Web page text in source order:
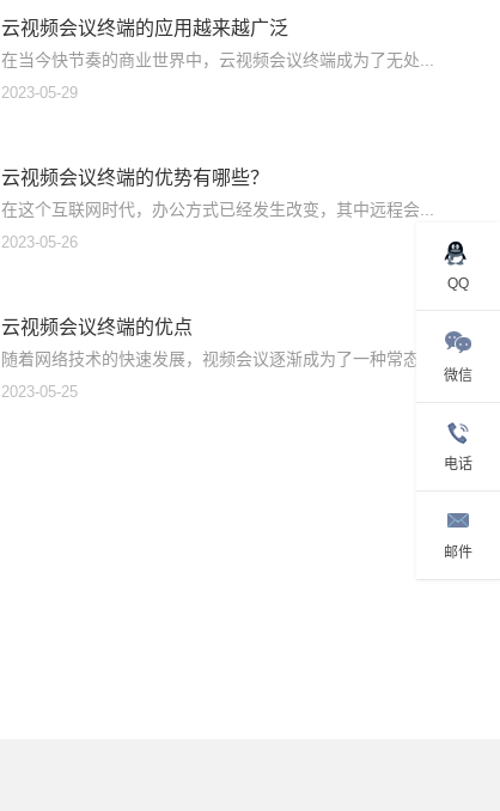
云视频会议终端的应用越来越广泛
在当今快节奏的商业世界中，云视频会议终端成为了无处...
2023-05-29
云视频会议终端的优势有哪些？
在这个互联网时代，办公方式已经发生改变，其中远程会...
2023-05-26
云视频会议终端的优点
随着网络技术的快速发展，视频会议逐渐成为了一种常态...
2023-05-25
QQ
微信
电话
邮件